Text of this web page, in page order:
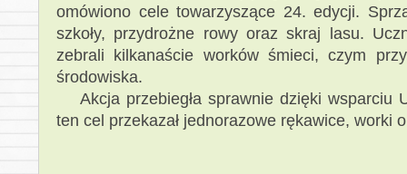
omówiono cele towarzyszące 24. edycji.
szkoły, przydrożne rowy oraz skraj lasu.
zebrali kilkanaście worków śmieci, czym
środowiska.
Akcja przebiegła sprawnie dzięki wsparciu
ten cel przekazał jednorazowe rękawice, worki